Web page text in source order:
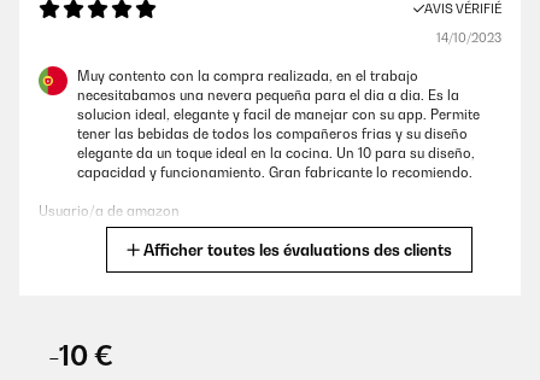
AVIS VÉRIFIÉ
14/10/2023
Muy contento con la compra realizada, en el trabajo
necesitabamos una nevera pequeña para el dia a dia. Es la
solucion ideal, elegante y facil de manejar con su app. Permite
tener las bebidas de todos los compañeros frias y su diseño
elegante da un toque ideal en la cocina. Un 10 para su diseño,
capacidad y funcionamiento. Gran fabricante lo recomiendo.
Usuario/a de amazon
Afficher toutes les évaluations des clients
-10 €